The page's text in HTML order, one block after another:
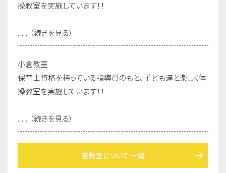
操教室を実施しています！！
．．．（続きを見る）
小倉教室
保育士資格を持っている指導員のもと、子ども達と楽しく体
操教室を実施しています！！
．．．（続きを見る）
各教室について 一覧